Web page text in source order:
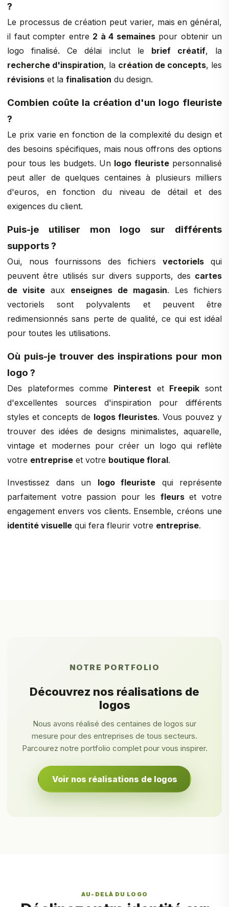
?
Le processus de création peut varier, mais en général,
il faut compter entre 2 à 4 semainespour obtenir un
logo finalisé. Ce délai inclut le brief créatif, la
recherche d'inspiration, la création de concepts, les
révisions et la finalisation du design.
Combien coûte la création d'un logo fleuriste
?
Le prix varie en fonction de la complexité du design et
des besoins spécifiques, mais nous offrons des options
pour tous les budgets. Un logo fleuristepersonnalisé
peut aller de quelques centaines à plusieurs milliers
d'euros, en fonction du niveau de détail et des
exigences du client.
Puis-je utiliser mon logo sur différents
supports ?
Oui, nous fournissons des fichiers vectoriels qui
peuvent être utilisés sur divers supports, des cartes
de visite aux enseignes de magasin. Les fichiers
vectoriels sont polyvalents et peuvent être
redimensionnés sans perte de qualité, ce qui est idéal
pour toutes les utilisations.
Où puis-je trouver des inspirations pour mon
logo ?
Des plateformes comme Pinterest et Freepik sont
d'excellentes sources d'inspiration pour différents
styles et concepts de logos fleuristes. Vous pouvez y
trouver des idées de designs minimalistes, aquarelle,
vintage et modernes pour créer un logo qui reflète
votre entreprise et votre boutique floral.
Investissez dans un logo fleuriste qui représente
parfaitement votre passion pour les fleurset votre
engagement envers vos clients. Ensemble, créons une
identité visuelle qui fera fleurir votre entreprise.
NOTRE PORTFOLIO
Découvrez nos réalisations de
logos
Nous avons réalisé des centaines de logos sur
mesure pour des entreprises de tous secteurs.
Parcourez notre portfolio complet pour vous inspirer.
Voir nos réalisations de logos
AU-DELÀ DU LOGO